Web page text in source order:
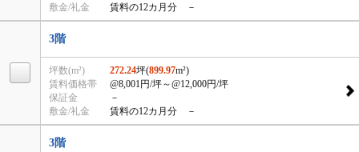
敷金/礼金
賃料の12カ月分 －
3階
坪数(m²) 272.24坪(899.97m²)
賃料価格帯
@8,001円/坪～@12,000円/坪
保証金
－
敷金/礼金
賃料の12カ月分 －
3階